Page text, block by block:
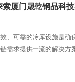
厦门晟乾钢品科
、可靠的冷库设施是
需求提供一流的解决方案